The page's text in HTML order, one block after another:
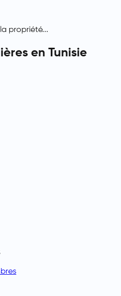
propriété...
en Tunisie